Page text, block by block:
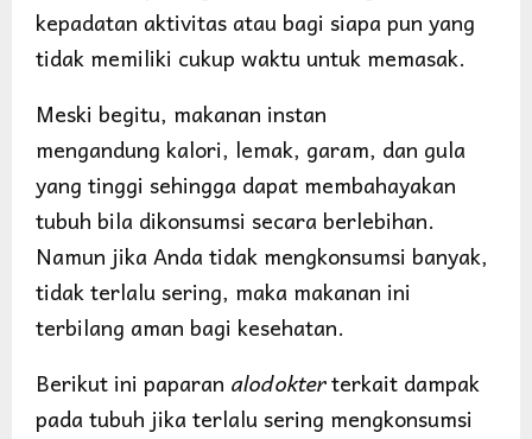
kepadatan aktivitas atau bagi siapa pun yang
tidak memiliki cukup waktu untuk memasak.
Meski begitu, makanan instan
mengandung kalori, lemak, garam, dan gula
yang tinggi sehingga dapat membahayakan
tubuh bila dikonsumsi secara berlebihan.
Namun jika Anda tidak mengkonsumsi banyak,
tidak terlalu sering, maka makanan ini
terbilang aman bagi kesehatan.
Berikut ini paparan alodokterterkait dampak
pada tubuh jika terlalu sering mengkonsumsi